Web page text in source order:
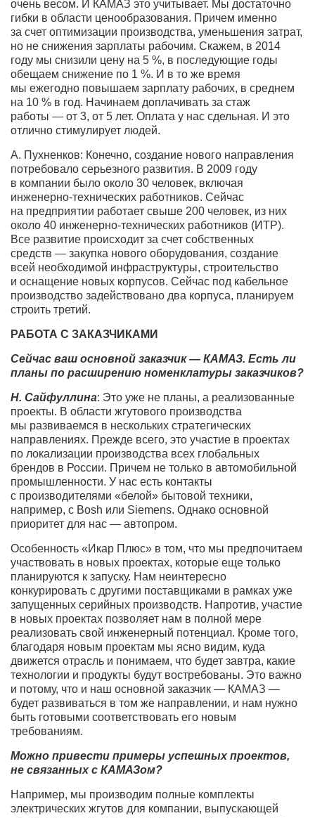
очень весом. И КАМАЗ это учитывает. Мы достаточно
гибки в области ценообразования. Причем именно
за счет оптимизации производства, уменьшения затрат,
но не снижения зарплаты рабочим. Скажем, в 2014
году мы снизили цену на 5 %, в последующие годы
обещаем снижение по 1 %. И в то же время
мы ежегодно повышаем зарплату рабочих, в среднем
на 10 % в год. Начинаем доплачивать за стаж
работы — от 3, от 5 лет. Оплата у нас сдельная. И это
отлично стимулирует людей.
А. Пухненков: Конечно, создание нового направления
потребовало серьезного развития. В 2009 году
в компании было около 30 человек, включая
инженерно-технических работников. Сейчас
на предприятии работает свыше 200 человек, из них
около 40 инженерно-технических работников (ИТР).
Все развитие происходит за счет собственных
средств — закупка нового оборудования, создание
всей необходимой инфраструктуры, строительство
и оснащение новых корпусов. Сейчас под кабельное
производство задействовано два корпуса, планируем
строить третий.
РАБОТА С ЗАКАЗЧИКАМИ
Сейчас ваш основной заказчик — КАМАЗ. Есть ли
планы по расширению номенклатуры заказчиков?
Н. Сайфуллина: Это уже не планы, а реализованные
проекты. В области жгутового производства
мы развиваемся в нескольких стратегических
направлениях. Прежде всего, это участие в проектах
по локализации производства всех глобальных
брендов в России. Причем не только в автомобильной
промышленности. У нас есть контакты
с производителями «белой» бытовой техники,
например, с Bosh или Siemens. Однако основной
приоритет для нас — автопром.
Особенность «Икар Плюс» в том, что мы предпочитаем
участвовать в новых проектах, которые еще только
планируются к запуску. Нам неинтересно
конкурировать с другими поставщиками в рамках уже
запущенных серийных производств. Напротив, участие
в новых проектах позволяет нам в полной мере
реализовать свой инженерный потенциал. Кроме того,
благодаря новым проектам мы ясно видим, куда
движется отрасль и понимаем, что будет завтра, какие
технологии и продукты будут востребованы. Это важно
и потому, что и наш основной заказчик — КАМАЗ —
будет развиваться в том же направлении, и нам нужно
быть готовыми соответствовать его новым
требованиям.
Можно привести примеры успешных проектов,
не связанных с КАМАЗом?
Например, мы производим полные комплекты
электрических жгутов для компании, выпускающей